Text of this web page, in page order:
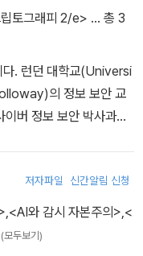
토그래피 2/e> … 총 3
다. 런던 대학교(Universi
의 정보 보안 교
버 정보 보안 박사과정
홀로웨이에서 비밀 분산
들레이드 대학교 순수
연구원으로 지내다 20
저자파일 신간알림 신청
,<AI와 감시 자본주의>,<
(모두보기)